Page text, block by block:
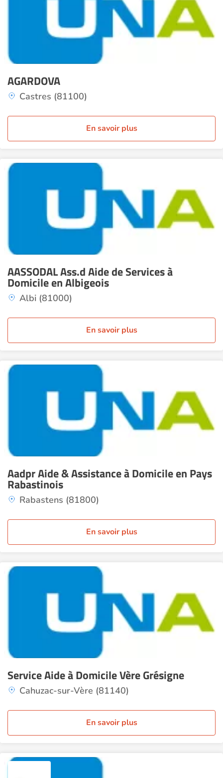
AGARDOVA
Castres (81100)
En savoir plus
AASSODAL Ass.d Aide de Services à
Domicile en Albigeois
Albi (81000)
En savoir plus
Aadpr Aide & Assistance à Domicile en Pays
Rabastinois
Rabastens (81800)
En savoir plus
Service Aide à Domicile Vère Grésigne
Cahuzac-sur-Vère (81140)
En savoir plus